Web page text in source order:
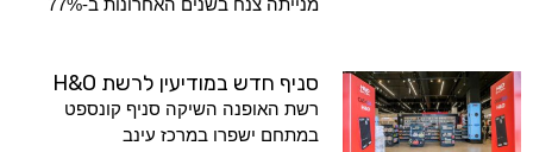
מנייתה צנח בשנים האחרונות ב-77%
סניף חדש במודיעין לרשת H&O
רשת האופנה השיקה סניף קונספט
במתחם ישפרו במרכז עינב